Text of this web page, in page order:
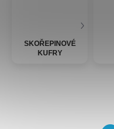
SKOŘEPINOVÉ
KUFRY